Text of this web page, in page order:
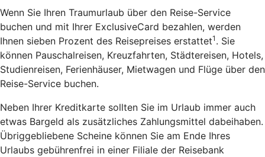
Wenn Sie Ihren Traumurlaub über den Reise-Service
buchen und mit Ihrer ExclusiveCard bezahlen, werden
Ihnen sieben Prozent des Reisepreises erstattet1 . Sie
können Pauschalreisen, Kreuzfahrten, Städtereisen, Hotels,
Studienreisen, Ferienhäuser, Mietwagen und Flüge über den
Reise-Service buchen.
Neben Ihrer Kreditkarte sollten Sie im Urlaub immer auch
etwas Bargeld als zusätzliches Zahlungsmittel dabeihaben.
Übriggebliebene Scheine können Sie am Ende Ihres
Urlaubs gebührenfrei in einer Filiale der Reisebank